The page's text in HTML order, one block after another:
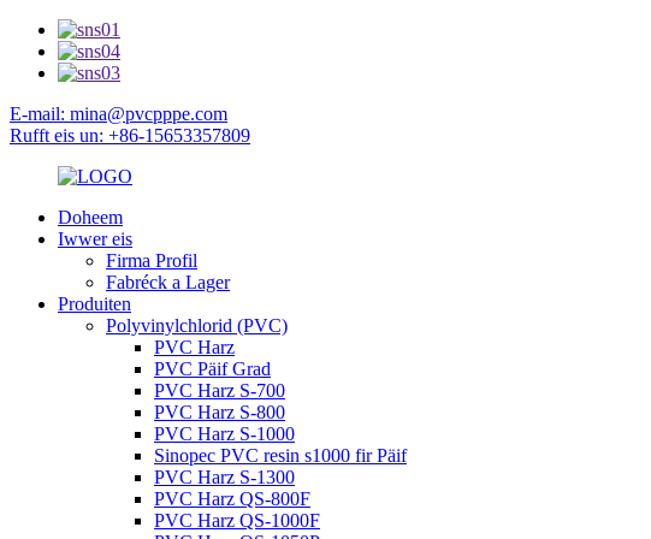
E-mail: mina@pvcpppe.com
Rufft eis un: +86-15653357809
Doheem
Iwwer eis
Firma Profil
Fabréck a Lager
Produiten
Polyvinylchlorid (PVC)
PVC Harz
PVC Päif Grad
PVC Harz S-700
PVC Harz S-800
PVC Harz S-1000
Sinopec PVC resin s1000 fir Päif
PVC Harz S-1300
PVC Harz QS-800F
PVC Harz QS-1000F